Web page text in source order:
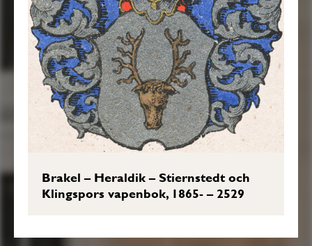
Brakel – Heraldik – Stiernstedt och
Klingspors vapenbok, 1865- – 2529